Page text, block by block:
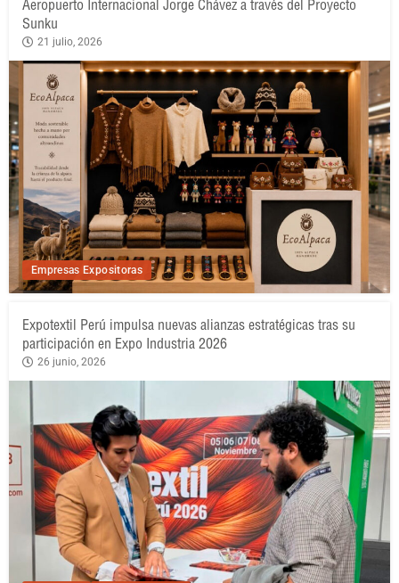
Empresas Expositoras
Aeropuerto Internacional Jorge Chávez a través del Proyecto
Sunku
21 julio, 2026
Expotextil Perú impulsa nuevas alianzas estratégicas tras su
participación en Expo Industria 2026
26 junio, 2026